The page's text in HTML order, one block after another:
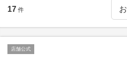
17 件
店舗公式